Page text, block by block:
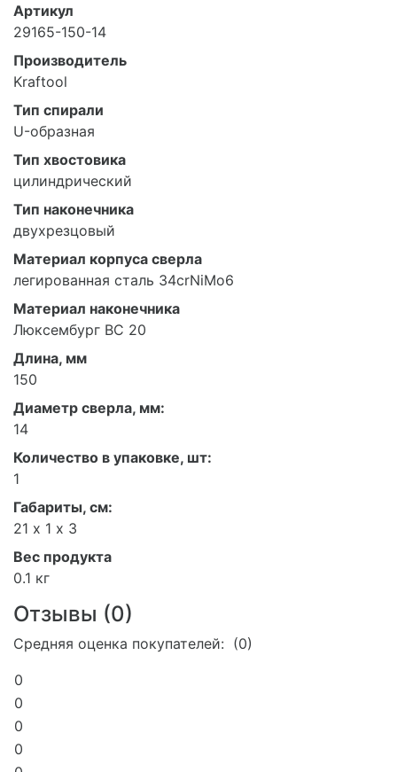
Артикул
29165-150-14
Производитель
Kraftool
Тип спирали
U-образная
Тип хвостовика
цилиндрический
Тип наконечника
двухрезцовый
Материал корпуса сверла
легированная сталь 34crNiMo6
Материал наконечника
Люксембург BC 20
Длина, мм
150
Диаметр сверла, мм:
14
Количество в упаковке, шт:
1
Габариты, см:
21 х 1 х 3
Вес продукта
0.1 кг
Отзывы (0)
Средняя оценка покупателей: (0)
0
0
0
0